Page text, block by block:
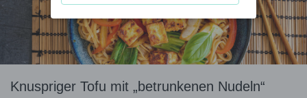
Knuspriger Tofu mit „betrunkenen Nudeln“